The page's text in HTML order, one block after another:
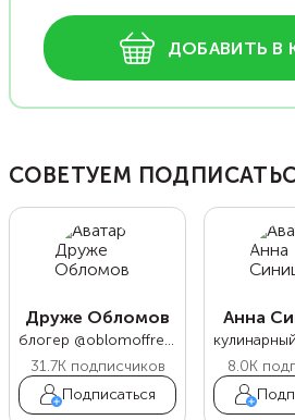
ДОБАВИТЬ В
СОВЕТУЕМ
Друже Обломов
блогер @oblomoffrecipe
31.7Kподписчиков
Подписаться
Анна
8.0K